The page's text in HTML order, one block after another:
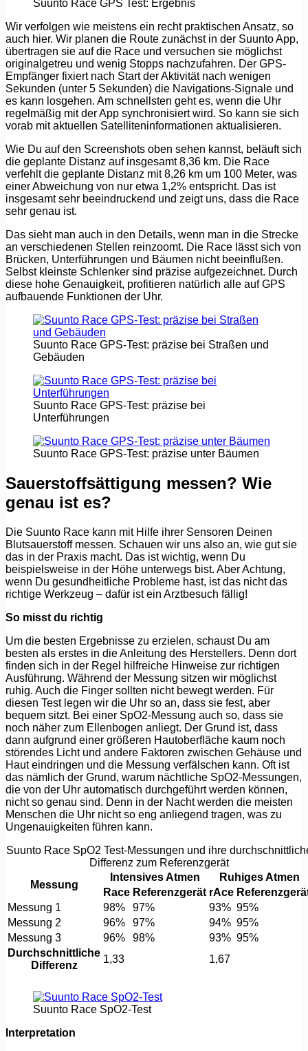
Suunto Race GPS Test: Ergebnis
Wir verfolgen wie meistens ein recht praktischen Ansatz, so
auch hier. Wir planen die Route zunächst in der Suunto App,
übertragen sie auf die Race und versuchen sie möglichst
originalgetreu und wenig Stopps nachzufahren. Der GPS-
Empfänger fixiert nach Start der Aktivität nach wenigen
Sekunden (unter 5 Sekunden) die Navigations-Signale und
es kann losgehen. Am schnellsten geht es, wenn die Uhr
regelmäßig mit der App synchronisiert wird. So kann sie sich
vorab mit aktuellen Satelliteninformationen aktualisieren.
Wie Du auf den Screenshots oben sehen kannst, beläuft sich
die geplante Distanz auf insgesamt 8,36 km. Die Race
verfehlt die geplante Distanz mit 8,26 km um 100 Meter, was
einer Abweichung von nur etwa 1,2% entspricht. Das ist
insgesamt sehr beeindruckend und zeigt uns, dass die Race
sehr genau ist.
Das sieht man auch in den Details, wenn man in die Strecke
an verschiedenen Stellen reinzoomt. Die Race lässt sich von
Brücken, Unterführungen und Bäumen nicht beeinflußen.
Selbst kleinste Schlenker sind präzise aufgezeichnet. Durch
diese hohe Genauigkeit, profitieren natürlich alle auf GPS
aufbauende Funktionen der Uhr.
Suunto Race GPS-Test: präzise bei Straßen und
Gebäuden
Suunto Race GPS-Test: präzise bei
Unterführungen
Suunto Race GPS-Test: präzise unter Bäumen
Sauerstoffsättigung messen? Wie
genau ist es?
Die Suunto Race kann mit Hilfe ihrer Sensoren Deinen
Blutsauerstoff messen. Schauen wir uns also an, wie gut sie
das in der Praxis macht. Das ist wichtig, wenn Du
beispielsweise in der Höhe unterwegs bist. Aber Achtung,
wenn Du gesundheitliche Probleme hast, ist das nicht das
richtige Werkzeug – dafür ist ein Arztbesuch fällig!
So misst du richtig
Um die besten Ergebnisse zu erzielen, schaust Du am
besten als erstes in die Anleitung des Herstellers. Denn dort
finden sich in der Regel hilfreiche Hinweise zur richtigen
Ausführung. Während der Messung sitzen wir möglichst
ruhig. Auch die Finger sollten nicht bewegt werden. Für
diesen Test legen wir die Uhr so an, dass sie fest, aber
bequem sitzt. Bei einer SpO2-Messung auch so, dass sie
noch näher zum Ellenbogen anliegt. Der Grund ist, dass
dann aufgrund einer größeren Hautoberfläche kaum noch
störendes Licht und andere Faktoren zwischen Gehäuse und
Haut eindringen und die Messung verfälschen kann. Oft ist
das nämlich der Grund, warum nächtliche SpO2-Messungen,
die von der Uhr automatisch durchgeführt werden können,
nicht so genau sind. Denn in der Nacht werden die meisten
Menschen die Uhr nicht so eng anliegend tragen, was zu
Ungenauigkeiten führen kann.
Suunto Race SpO2 Test-Messungen und ihre
Differenz zum Referenzgerät
Messung
Intensives Atmen
Ruhiges Atmen
Race Referenzgerät rAce
Messung 1
98% 97% 93% 95%
Messung 2
96% 97% 94% 95%
Messung 3
96% 98% 93% 95%
Durchschnittliche
Differenz
1,33 1,67
Suunto Race SpO2-Test
Interpretation